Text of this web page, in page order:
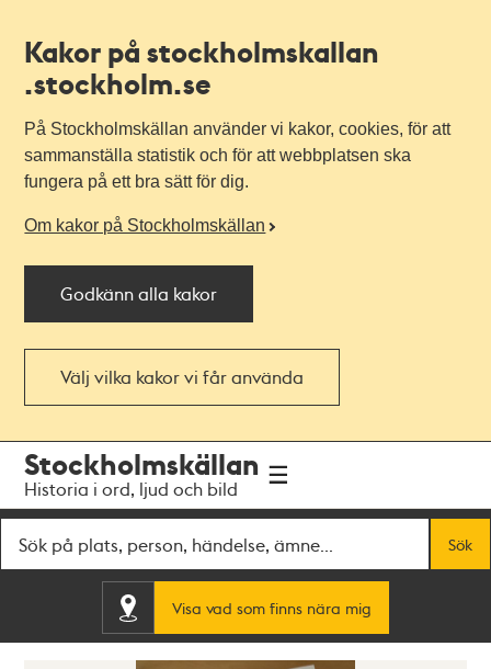
Kakor på stockholmskallan
.stockholm.se
På Stockholmskällan använder vi kakor, cookies, för att
sammanställa statistik och för att webbplatsen ska
fungera på ett bra sätt för dig.
Om kakor på Stockholmskällan
Godkänn alla kakor
Välj vilka kakor vi får använda
navigationen
huvudinnehållet
Stockholmskällan
Historia i ord, ljud och bild
Sök
Visa vad som finns nära mig